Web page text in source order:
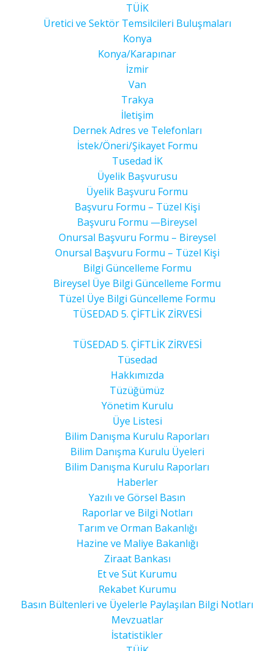
TÜİK
Üretici ve Sektör Temsilcileri Buluşmaları
Konya
Konya/Karapınar
İzmir
Van
Trakya
İletişim
Dernek Adres ve Telefonları
İstek/Öneri/Şikayet Formu
Tusedad İK
Üyelik Başvurusu
Üyelik Başvuru Formu
Başvuru Formu – Tüzel Kişi
Başvuru Formu —Bireysel
Onursal Başvuru Formu – Bireysel
Onursal Başvuru Formu – Tüzel Kişi
Bilgi Güncelleme Formu
Bireysel Üye Bilgi Güncelleme Formu
Tüzel Üye Bilgi Güncelleme Formu
TÜSEDAD 5. ÇİFTLİK ZİRVESİ
TÜSEDAD 5. ÇİFTLİK ZİRVESİ
Tüsedad
Hakkımızda
Tüzüğümüz
Yönetim Kurulu
Üye Listesi
Bilim Danışma Kurulu Raporları
Bilim Danışma Kurulu Üyeleri
Bilim Danışma Kurulu Raporları
Haberler
Yazılı ve Görsel Basın
Raporlar ve Bilgi Notları
Tarım ve Orman Bakanlığı
Hazine ve Maliye Bakanlığı
Ziraat Bankası
Et ve Süt Kurumu
Rekabet Kurumu
Basın Bültenleri ve Üyelerle Paylaşılan Bilgi Notları
Mevzuatlar
İstatistikler